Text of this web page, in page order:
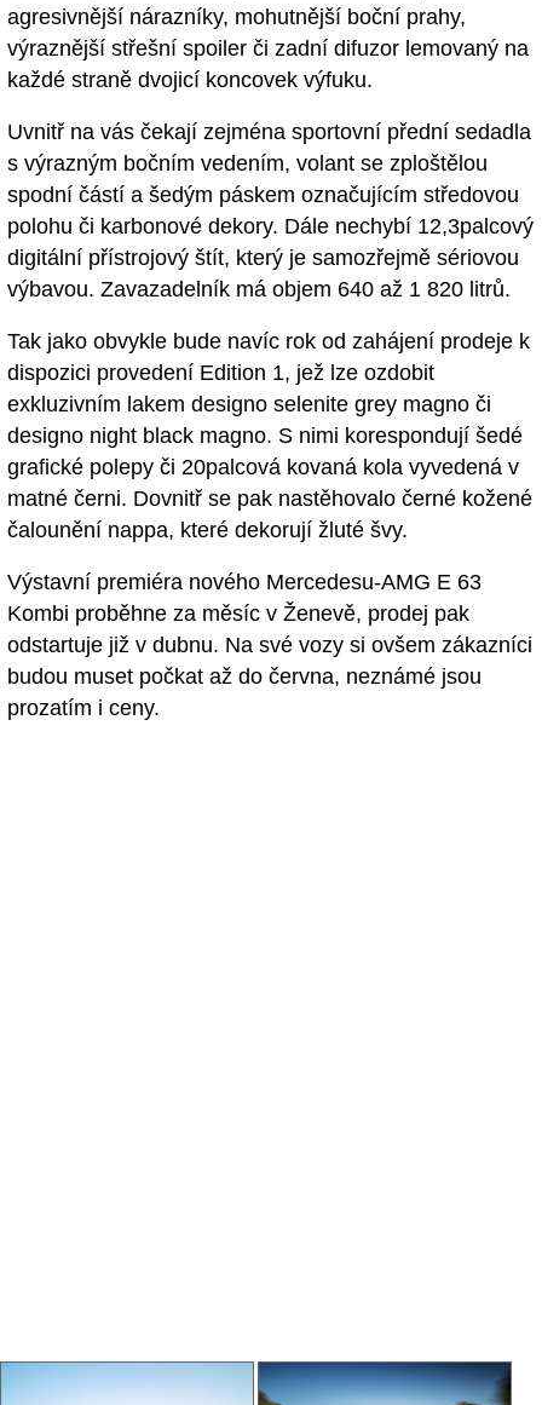
agresivnější nárazníky, mohutnější boční prahy,
výraznější střešní spoiler či zadní difuzor lemovaný na
každé straně dvojicí koncovek výfuku.
Uvnitř na vás čekají zejména sportovní přední sedadla
s výrazným bočním vedením, volant se zploštělou
spodní částí a šedým páskem označujícím středovou
polohu či karbonové dekory. Dále nechybí 12,3palcový
digitální přístrojový štít, který je samozřejmě sériovou
výbavou. Zavazadelník má objem 640 až 1 820 litrů.
Tak jako obvykle bude navíc rok od zahájení prodeje k
dispozici provedení Edition 1, jež lze ozdobit
exkluzivním lakem designo selenite grey magno či
designo night black magno. S nimi korespondují šedé
grafické polepy či 20palcová kovaná kola vyvedená v
matné černi. Dovnitř se pak nastěhovalo černé kožené
čalounění nappa, které dekorují žluté švy.
Výstavní premiéra nového Mercedesu-AMG E 63
Kombi proběhne za měsíc v Ženevě, prodej pak
odstartuje již v dubnu. Na své vozy si ovšem zákazníci
budou muset počkat až do června, neznámé jsou
prozatím i ceny.